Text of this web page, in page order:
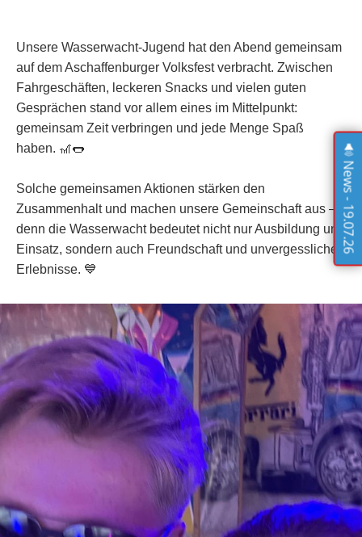
Unsere Wasserwacht-Jugend hat den Abend gemeinsam
auf dem Aschaffenburger Volksfest verbracht. Zwischen
Fahrgeschäften, leckeren Snacks und vielen guten
Gesprächen stand vor allem eines im Mittelpunkt:
gemeinsam Zeit verbringen und jede Menge Spaß
haben. 🎢🌭
Solche gemeinsamen Aktionen stärken den
Zusammenhalt und machen unsere Gemeinschaft aus –
denn die Wasserwacht bedeutet nicht nur Ausbildung und
Einsatz, sondern auch Freundschaft und unvergessliche
Erlebnisse. 💙
News - 19.07.26